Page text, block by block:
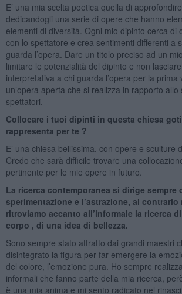
E’ una mia scelta poetica quella di
dedicandogli una serie di opere che hanno
elementi di diversità. Ogni mio dipinto cerca di
con lo spettatore e crea sentimenti differenti a
guarda l’opera. Dare un titolo preciso ad un
limitare le potenzialità del dipinto e non
interpretativa a chi guarda l’opera per la
un’opera aperta che si realizza in rapporto allo
spettatori.
Collocare i tuoi dipinti in questa chiesa
rappresenta per te ?
E’ una chiesa bellissima, con opere e sculture
Credo che sarà difficile trovare una
pertinente per le mie opere in futuro.
La ricerca contemporanea si dirige sempre
sperimentazione e l’astrazione, al
ritroviamo accanto all’informale la ricerca
corpo , di una idea di bellezza.
Sono sempre stato attratto dai grandi maestri
disintegrato la figura per far emergere la
del colore, l’emozione pura. Ho sempre
informali che fanno parte della mia ricerca,
è una mia anima e mi sento radicato nel